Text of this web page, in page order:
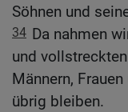
Söhnen und
34 Da nahmen
und
Männern,
übrig bleiben.